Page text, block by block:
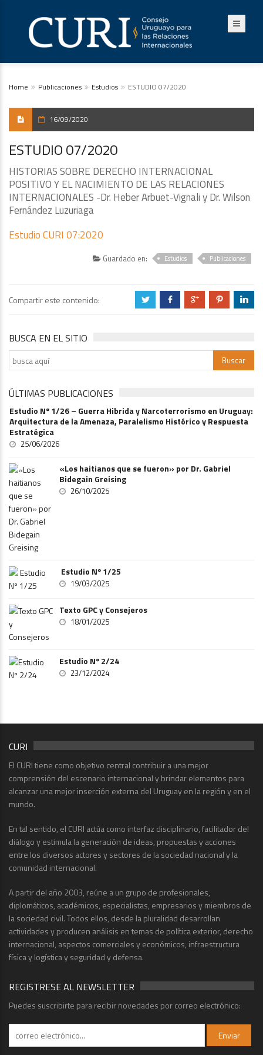
Home Publicaciones Estudios ESTUDIO 07/2020
16/09/2020
ESTUDIO 07/2020
HISTORIAS SOBRE DERECHO INTERNACIONAL
POSITIVO Y EL NACIMIENTO DE LAS RELACIONES
INTERNACIONALES -Dr. Heber Arbuet-Vignali y Dr. Wilson
Fernández Luzuriaga
Estudio CURI 07:2020
Guardado en: Estudios Publicaciones
Compartir este contenido: a b c d j
BUSCA EN EL SITIO
ÚLTIMAS PUBLICACIONES
Estudio Nº 1/26 – Guerra Hibrida y Narcoterrorismo en Uruguay:
Arquitectura de la Amenaza, Paralelismo Histórico y Respuesta
Estratégica
25/06/2026
«Los haitianos que se fueron» por Dr. Gabriel
Bidegain Greising
26/10/2025
Estudio Nº 1/25
19/03/2025
Texto GPC y Consejeros
18/01/2025
Estudio Nº 2/24
23/12/2024
CURI
El CURI tiene como objetivo central contribuir a una mejor
comprensión del escenario internacional y brindar elementos para
alcanzar una mejor inserción externa del Uruguay en la región y en el
mundo.
En tal sentido, el CURI actúa como interfaz disciplinario, facilitador del
diálogo y estimula la generación de ideas, propuestas y acciones
entre los diversos actores y sectores de la sociedad nacional y la
comunidad internacional.
A partir del año 2003, reúne a un grupo de profesionales,
diplomáticos, académicos, especialistas, empresarios y miembros de
la sociedad civil. Todos ellos, desde la pluralidad desarrollan
actividades y producen análisis en temas de política exterior, derecho
internacional, aspectos comerciales y económicos, infraestructura
física y logística y seguridad y defensa.
REGISTRESE AL NEWSLETTER
Puedes suscribirte para recibir novedades por correo electrónico: